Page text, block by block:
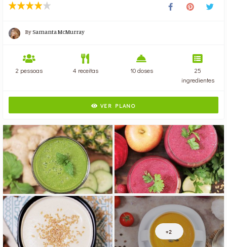
BySamanta McMurray
2 pessoas 4 receitas 10 doses
25
ingredientes
VER PLANO
+2